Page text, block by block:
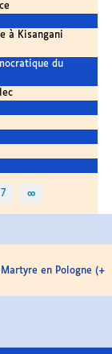
à Kisangani
du
7 ∞
en Pologne (+